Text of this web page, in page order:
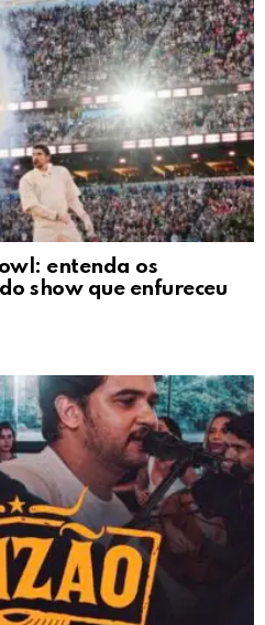
entenda os
show que enfureceu